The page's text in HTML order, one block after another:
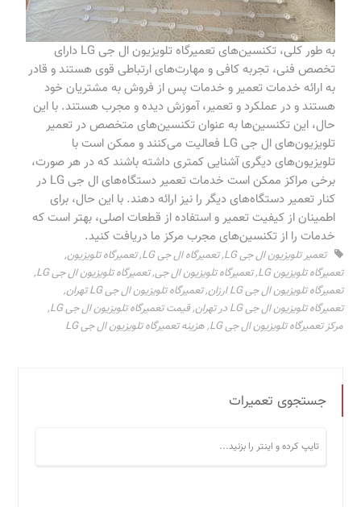
به طور کلی، تکنسین‌های تعمیرگاه تلویزیون ال جی LG دارای
تخصص فنی، تجربه کافی و مهارت‌های ارتباطی قوی هستند و قادر
به ارائه خدمات تعمیر و خدمات پس از فروش به مشتریان خود
هستند و در عملکرد و تعمیر، آموزش دیده و مجرب هستند. با این
حال، این تکنسین‌ها به عنوان تکنسین‌های متخصص در تعمیر
تلویزیون‌های ال جی LG فعالیت می‌کنند و ممکن است با
تلویزیون‌های دیگری آشنایی کمتری داشته باشند که در هر صورت،
برخی مراکز ممکن است خدمات تعمیر دستگاه‌های ال جی LG در
کنار تعمیر دستگاه‌های دیگر را نیز ارائه دهند. با این حال، برای
اطمینان از کیفیت تعمیر و استفاده از قطعات اصلی، بهتر است که
خدمات را از تکنسین‌های مجرب مرکز ما دریافت کنید.
تعمیر تلویزیون ال جی LG ,تعمیرگاه ال جی LG ,تعمیرگاه تلویزیون,
تعمیرگاه تلویزیون LG
,تعمیرگاه تلویزیون ال جی,تعمیرگاه تلویزیون ال جی LG
,
تعمیرگاه تلویزیون ال جی LG ارزان
,تعمیرگاه تلویزیون ال جی LG تهران
,
تعمیرگاه تلویزیون ال جی LG در تهران
,قیمت تعمیرگاه تلویزیون ال جی LG
,
مرکز تعمیرگاه تلویزیون ال جی LG
,هزینه تعمیرگاه تلویزیون ال جی LG
جستجوی تعمیرات